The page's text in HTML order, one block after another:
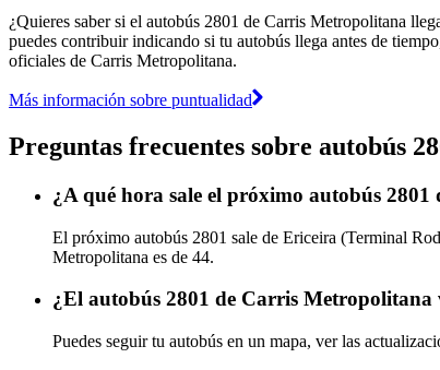
¿Quieres saber si el autobús 2801 de Carris Metropolitana
puedes contribuir indicando si tu autobús llega antes de
oficiales de Carris Metropolitana.
Más información sobre puntualidad
Preguntas frecuentes sobre autobús
¿A qué hora sale el próximo autobús
El próximo autobús 2801 sale de Ericeira (Terminal
Metropolitana es de 44.
¿El autobús 2801 de Carris
Puedes seguir tu autobús en un mapa, ver las